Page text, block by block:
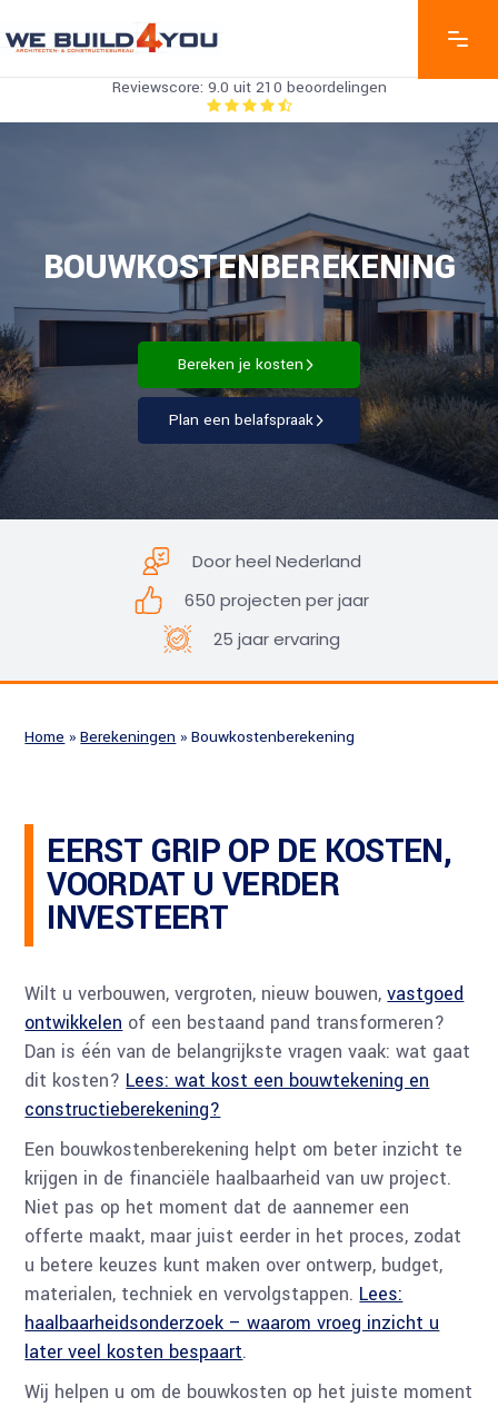
Reviewscore: 9.0 uit 210 beoordelingen
BOUWKOSTENBEREKENING
Bereken je kosten
Plan een belafspraak
Door heel Nederland
650 projecten per jaar
25 jaar ervaring
Home »Berekeningen »Bouwkostenberekening
EERST GRIP OP DE KOSTEN,
VOORDAT U VERDER
INVESTEERT
Wilt u verbouwen, vergroten, nieuw bouwen,vastgoed
ontwikkelen of een bestaand pand transformeren?
Dan is één van de belangrijkste vragen vaak: wat gaat
dit kosten? Lees: wat kost een bouwtekening en
constructieberekening?
Een bouwkostenberekening helpt om beter inzicht te
krijgen in de financiële haalbaarheid van uw project.
Niet pas op het moment dat de aannemer een
offerte maakt, maar juist eerder in het proces, zodat
u betere keuzes kunt maken over ontwerp, budget,
materialen, techniek en vervolgstappen. Lees:
haalbaarheidsonderzoek – waarom vroeg inzicht u
later veel kosten bespaart.
Wij helpen u om de bouwkosten op het juiste moment